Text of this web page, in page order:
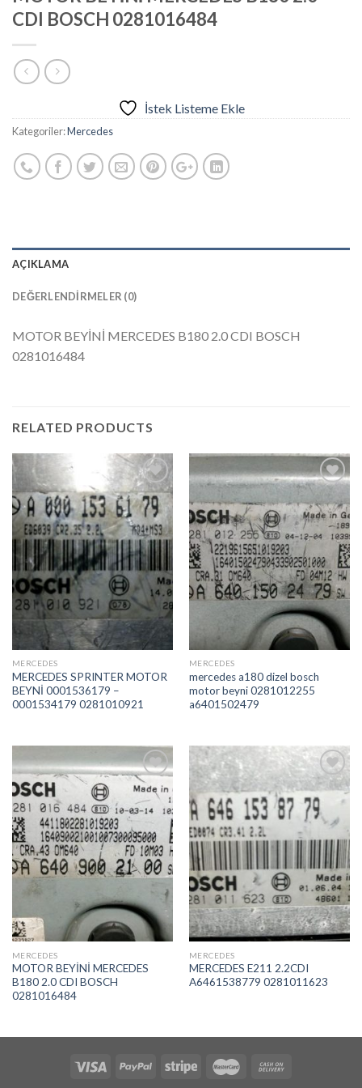
CDI BOSCH 0281016484
İstek Listeme Ekle
Kategoriler:Mercedes
AÇIKLAMA
DEĞERLENDIRMELER (0)
MOTOR BEYİNİ MERCEDES B180 2.0 CDI BOSCH
0281016484
RELATED PRODUCTS
İstek
Listeme
Ekle
MERCEDES
MERCEDES SPRINTER MOTOR
BEYNİ 0001536179 –
0001534179 0281010921
İstek
Listeme
MERCEDES
mercedes a180 dizel bosch
motor beyni 0281012255
a6401502479
İstek
Listeme
Ekle
MERCEDES
MOTOR BEYİNİ MERCEDES
B180 2.0 CDI BOSCH
0281016484
İstek
Listeme
Ekle
MERCEDES
MERCEDES E211 2.2CDI
A6461538779 0281011623